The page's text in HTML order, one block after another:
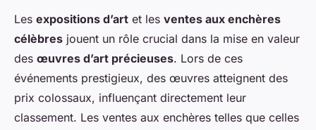
Les expositions d’art et les ventes aux enchères
célèbres jouent un rôle crucial dans la mise en valeur
des œuvres d’art précieuses. Lors de ces
événements prestigieux, des œuvres atteignent des
prix colossaux, influençant directement leur
classement. Les ventes aux enchères telles que celles